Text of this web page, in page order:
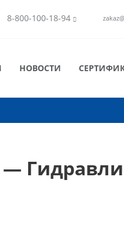
8-800-100-18-94
НОВОСТИ
—